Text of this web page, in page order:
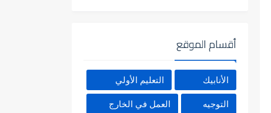
أقسام الموقع
الأنابيك التعليم الأولي
التوجيه العمل في الخارج